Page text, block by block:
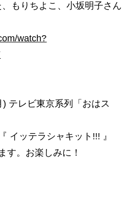
もりちよこ、小坂明子さん
watch?
テレビ東京系列「おはス
イッテラシャキット!!! 』
す。お楽しみに！